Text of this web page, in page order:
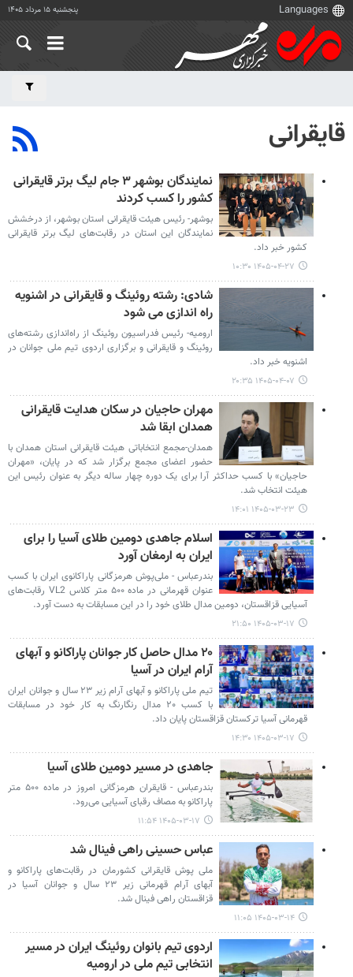
پنجشنبه ۱۵ مرداد ۱۴۰۵
قایقرانی
نمایندگان بوشهر ۳ جام لیگ برتر قایقرانی
کشور را کسب کردند
بوشهر- رئیس هیئت قایقرانی استان بوشهر، از درخشش
نمایندگان این استان در رقابت‌های لیگ برتر قایقرانی
کشور خبر داد.
۱۴۰۵-۰۴-۲۷ ۱۰:۳۰
شادی: رشته روئینگ و قایقرانی در اشنویه
راه اندازی می شود
ارومیه- رئیس فدراسیون روئینگ از راه‌اندازی رشته‌های
روئینگ و قایقرانی و برگزاری اردوی تیم ملی جوانان در
اشنویه خبر داد.
۱۴۰۵-۰۴-۰۷ ۲۰:۳۵
مهران حاجیان در سکان هدایت قایقرانی
همدان ابقا شد
همدان-مجمع انتخاباتی هیئت قایقرانی استان همدان با
حضور اعضای مجمع برگزار شد که در پایان، «مهران
حاجیان» با کسب حداکثر آرا برای یک دوره چهار ساله دیگر به عنوان رئیس این
هیئت انتخاب شد.
۱۴۰۵-۰۳-۲۳ ۱۴:۰۱
اسلام جاهدی دومین طلای آسیا را برای
ایران به ارمغان آورد
بندرعباس - ملی‌پوش هرمزگانی پاراکانوی ایران با کسب
عنوان قهرمانی در ماده ۵۰۰ متر کلاس VL2 رقابت‌های
آسیایی قزاقستان، دومین مدال طلای خود را در این مسابقات به دست آورد.
۱۴۰۵-۰۳-۱۷ ۲۱:۵۰
۲۰ مدال حاصل کار جوانان پاراکانو و آبهای
آرام ایران در آسیا
تیم ملی پاراکانو و آبهای آرام زیر ۲۳ سال و جوانان ایران
با کسب ۲۰ مدال رنگارنگ به کار خود در مسابقات
قهرمانی آسیا ترکستان قزاقستان پایان داد.
۱۴۰۵-۰۳-۱۷ ۱۴:۳۰
جاهدی در مسیر دومین طلای آسیا
بندرعباس - قایقران هرمزگانی امروز در ماده ۵۰۰ متر
پاراکانو به مصاف رقبای آسیایی می‌رود.
۱۴۰۵-۰۳-۱۷ ۱۱:۵۴
عباس حسینی راهی فینال شد
ملی پوش قایقرانی کشورمان در رقابت‌های پاراکانو و
آبهای آرام قهرمانی زیر ۲۳ سال و جوانان آسیا در
قزاقستان راهی فینال شد.
۱۴۰۵-۰۳-۱۴ ۱۱:۰۵
اردوی تیم بانوان روئینگ ایران در مسیر
انتخابی تیم ملی در ارومیه